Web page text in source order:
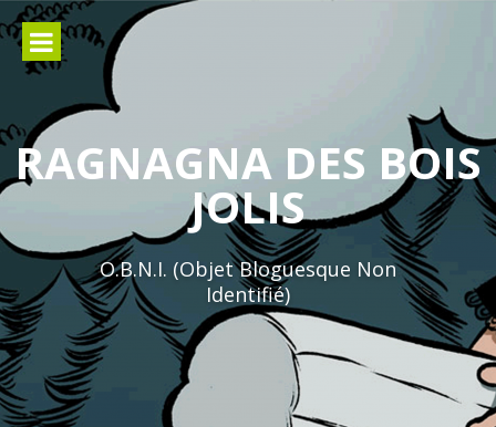
Aller
au
contenu
RAGNAGNA DES BOIS
JOLIS
O.B.N.I. (Objet Bloguesque Non
Identifié)